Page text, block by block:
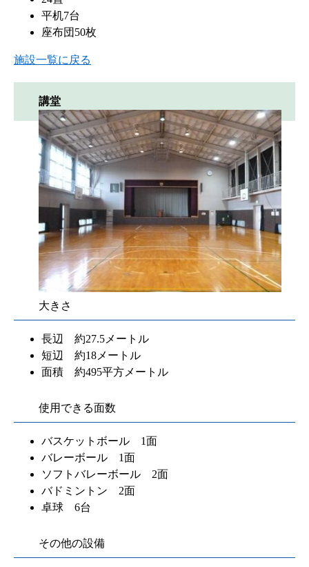
平机7台
座布団50枚
施設一覧に戻る
講堂
大きさ
長辺 約27.5メートル
短辺 約18メートル
面積 約495平方メートル
使用できる面数
バスケットボール 1面
バレーボール 1面
ソフトバレーボール 2面
バドミントン 2面
卓球 6台
その他の設備